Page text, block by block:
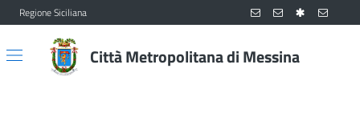
Vai al contenuto principale
Vai al menu principale
Regione Siciliana
Città Metropolitana di Messina